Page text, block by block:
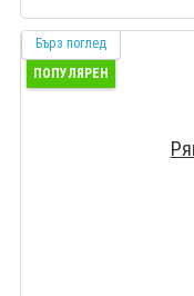
Бърз поглед
ПОПУЛЯРЕН